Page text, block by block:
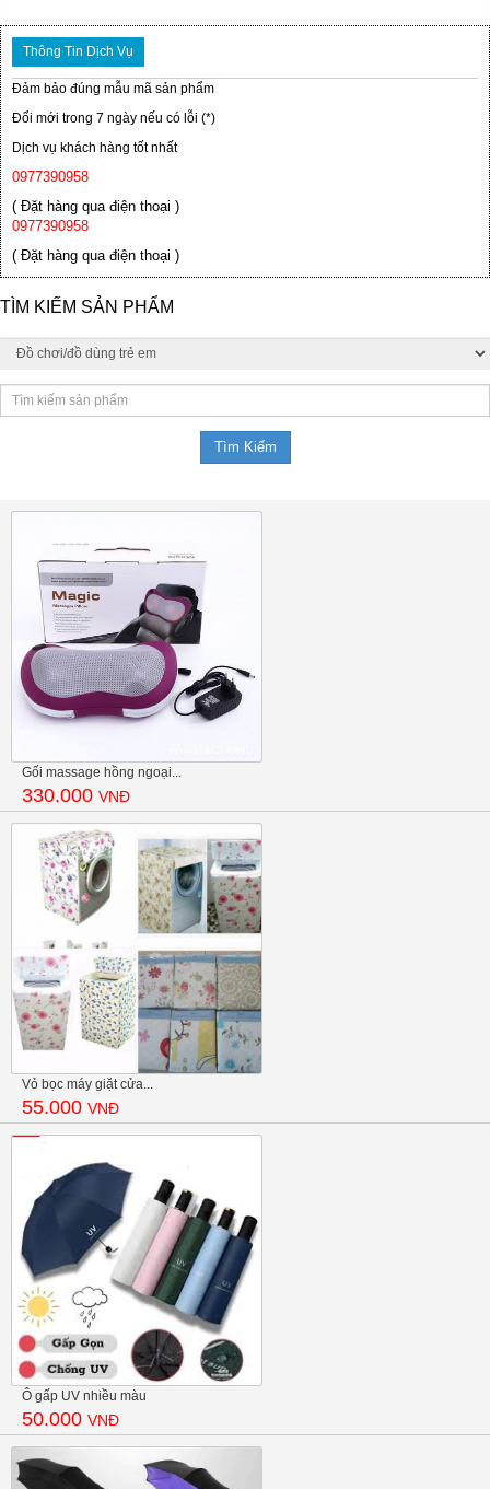
Thông Tin Dịch Vụ
Đảm bảo đúng mẫu mã sản phẩm
Đổi mới trong 7 ngày nếu có lỗi (*)
Dịch vụ khách hàng tốt nhất
0977390958
( Đặt hàng qua điện thoại )
0977390958
( Đặt hàng qua điện thoại )
TÌM KIẾM SẢN PHẨM
Gối massage hồng ngoại...
330.000 VNĐ
Vỏ bọc máy giặt cửa...
55.000 VNĐ
Ô gấp UV nhiều màu
50.000 VNĐ